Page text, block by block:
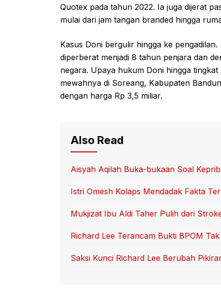
Quotex pada tahun 2022. Ia juga dijerat
mulai dari jam tangan branded hingga
Kasus Doni bergulir hingga ke
diperberat menjadi 8 tahun penjara dan
negara. Upaya hukum Doni hingga
mewahnya di Soreang, Kabupaten
dengan harga Rp 3,5 miliar.
Also Read
Aisyah Aqilah Buka-bukaan Soal
Istri Omesh Kolaps Mendadak Fakta
Mukjizat Ibu Aldi Taher Pulih dari
Richard Lee Terancam Bukti BPOM
Saksi Kunci Richard Lee Berubah